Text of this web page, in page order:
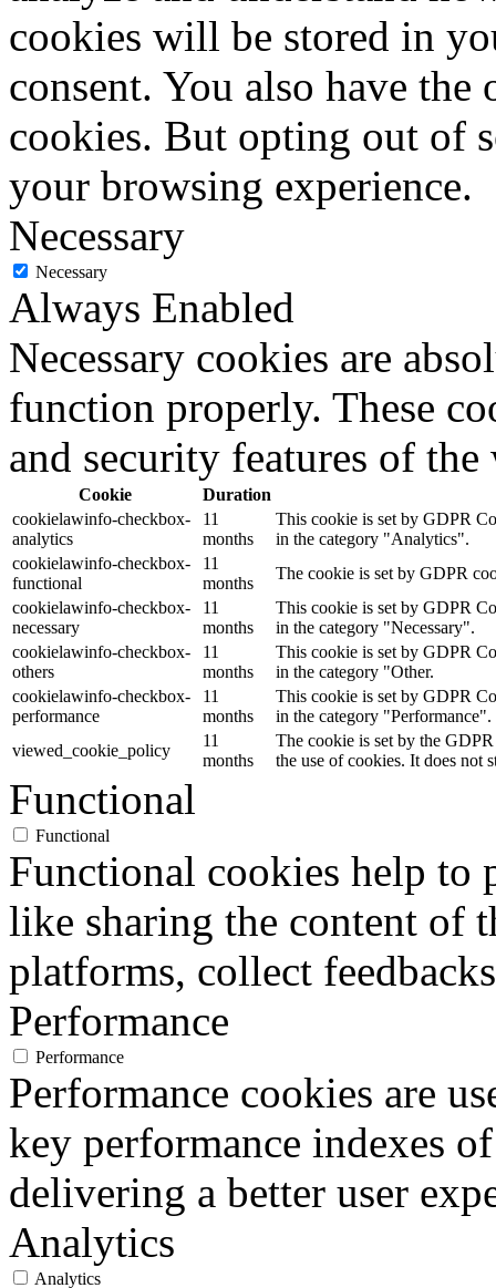
cookies will be stored in
consent. You also have
cookies. But opting out of
your browsing experience.
Necessary
Necessary
Always Enabled
Necessary cookies are
function properly. These
and security features of
Cookie
Duration
cookielawinfo-checkbox-
analytics
11
months
This cookie is set by GDPR
in the category "Analytics".
cookielawinfo-checkbox-
functional
11
months
The cookie is set by GDPR
cookielawinfo-checkbox-
necessary
11
months
This cookie is set by GDPR
in the category "Necessary".
cookielawinfo-checkbox-
others
11
months
This cookie is set by GDPR
in the category "Other.
cookielawinfo-checkbox-
performance
11
months
This cookie is set by GDPR
in the category "Performance".
viewed_cookie_policy
11
months
The cookie is set by the
the use of cookies. It does not
Functional
Functional
Functional cookies help to
like sharing the content of
platforms, collect
Performance
Performance
Performance cookies are
key performance indexes
delivering a better user
Analytics
Analytics